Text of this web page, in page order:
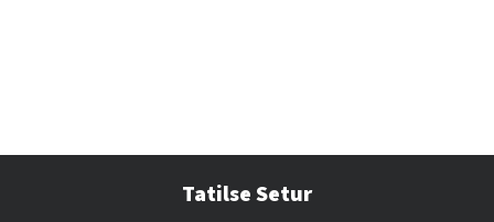
Tatilse Setur